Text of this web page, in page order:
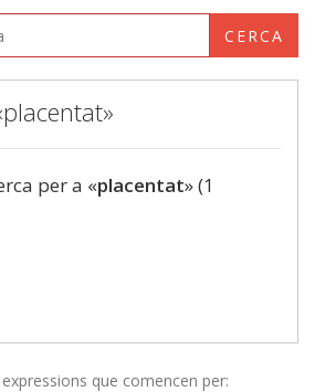
CERCA
per a «placentat» (1
que comencen per: